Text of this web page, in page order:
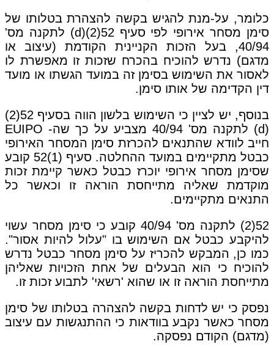
כלומר, על-מנת להגיש בקשה להצהרת בטלותו של
סימן מסחר אירופי לפי סעיף 52(2)(d) לתקנה מס'
40/94, בעל הזכות הקניינית הקודמת (עיצוב או
מדגם) נדרש להוכיח בהכרח שזכות זו מאפשרת לו
לאסור את השימוש בסימן זה במועד הגשתו או מועד
דין הקדימה של אותו סימן.
בנוסף, יש לציין כי השימוש בלשון הווה בסעיף 52(2)
(d) לתקנה מס' 40/94 מצביע על כך שה- EUIPO
חייב לוודא שהתנאים להכרזת סימן המסחר האירופי
כבטל מתקיימים במועד ההחלטה. סעיף (1)52 קובע
שסימן מסחר אירופי יוכרז כבטל כאשר קיימת זכות
מוקדמת שאליה מתייחסת הוראה זו וכאשר כל
התנאים מתקיימים.
52(2) לתקנה מס' 40/94 קובע כי סימן מסחר עשוי
להיקבע כבטל אם השימוש בו "עלול להיות אסור".
כמו כן, המבקש להכריז על סימן מסחר כבטל נדרש
להוכיח כי הוא הבעלים של אחת הזכויות שאליהן
מתייחסת הוראה זו או שהוא 'רשאי' לתבוע זכות זו.
נפסק כי יש לדחות בקשה להצהרה בטלותו של סימן
מסחר כאשר נקבע בוודאות כי ההתנגשות עם עיצוב
(מדגם) הקודם נפסקה.